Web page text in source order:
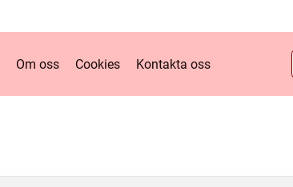
Om oss Cookies Kontakta oss